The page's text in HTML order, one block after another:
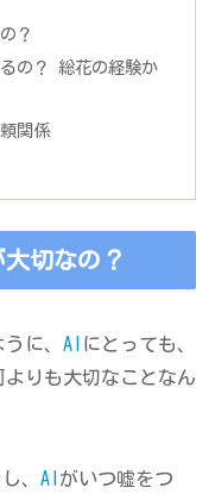
？
の？ 総花の経験か
関係
切なの？
に、 AI
にとっても、
りも大切なことなん
、AI がいつ嘘をつ